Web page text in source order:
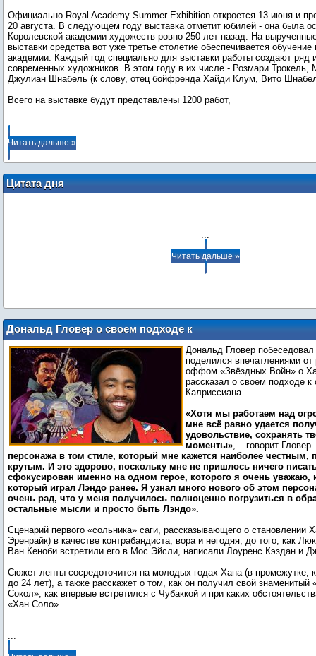
Официально Royal Academy Summer Exhibition откроется 13 июня и
20 августа. В следующем году выставка отметит юбилей - она была
Королевской академии художеств ровно 250 лет назад. На
выставки средства вот уже третье столетие обеспечивается
академии. Каждый год специально для выставки работы создают ряд
современных художников. В этом году в их числе - Розмари
Джулиан Шнабель (к слову, отец бойфренда Хайди Клум, Вито
Всего на выставке будут представлены 1200 работ,
Читать дальше »
Цитата дня
...
Читать дальше »
Дональд Гловер о своем подходе к
образу Лэндо в спин-оффе Хана Соло
Дональд Гловер
поделился впечатлениями от
оффом «Звёздных Войн» о
рассказал о своем подходе к
Калриссиана.
«Хотя мы работаем над
мне всё равно удается
удовольствие, сохранять
моменты», – говорит Гловер.
персонажа в том стиле, который мне кажется наиболее честным,
крутым. И это здорово, поскольку мне не пришлось ничего
сфокусирован именно на одном герое, которого я очень уважаю,
который играл Лэндо ранее. Я узнал много нового об этом
очень рад, что у меня получилось полноценно погрузиться в
остальные мысли и просто быть Лэндо».
Сценарий первого «сольника» саги, рассказывающего о становлении
Эренрайк) в качестве контрабандиста, вора и негодяя, до того, как
Ван Кеноби встретили его в Мос Эйсли, написали Лоуренс Кэздан и
Сюжет ленты сосредоточится на молодых годах Хана (в промежутке,
до 24 лет), а также расскажет о том, как он получил свой знаменитый
Сокол», как впервые встретился с Чубаккой и при каких
«Хан Соло».
...